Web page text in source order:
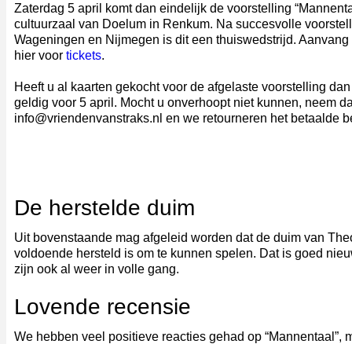
Zaterdag 5 april komt dan eindelijk de voorstelling
cultuurzaal van Doelum in Renkum. Na succesvolle
Wageningen en Nijmegen is dit een thuiswedstrijd. Aanvang
hier voor tickets.
Heeft u al kaarten gekocht voor de afgelaste voorstelling
geldig voor 5 april. Mocht u onverhoopt niet kunnen, neem
info@vriendenvanstraks.nl en we retourneren het betaalde
De herstelde duim
Uit bovenstaande mag afgeleid worden dat de duim van
voldoende hersteld is om te kunnen spelen. Dat is goed
zijn ook al weer in volle gang.
Lovende recensie
We hebben veel positieve reacties gehad op “Mannentaal”,